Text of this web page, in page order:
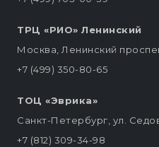
ТРЦ «РИО» Ленинский
Москва, Ленинский
+7 (499) 350-80-65
ТОЦ «Эврика»
Санкт-Петербург, ул.
+7 (812) 309-34-98